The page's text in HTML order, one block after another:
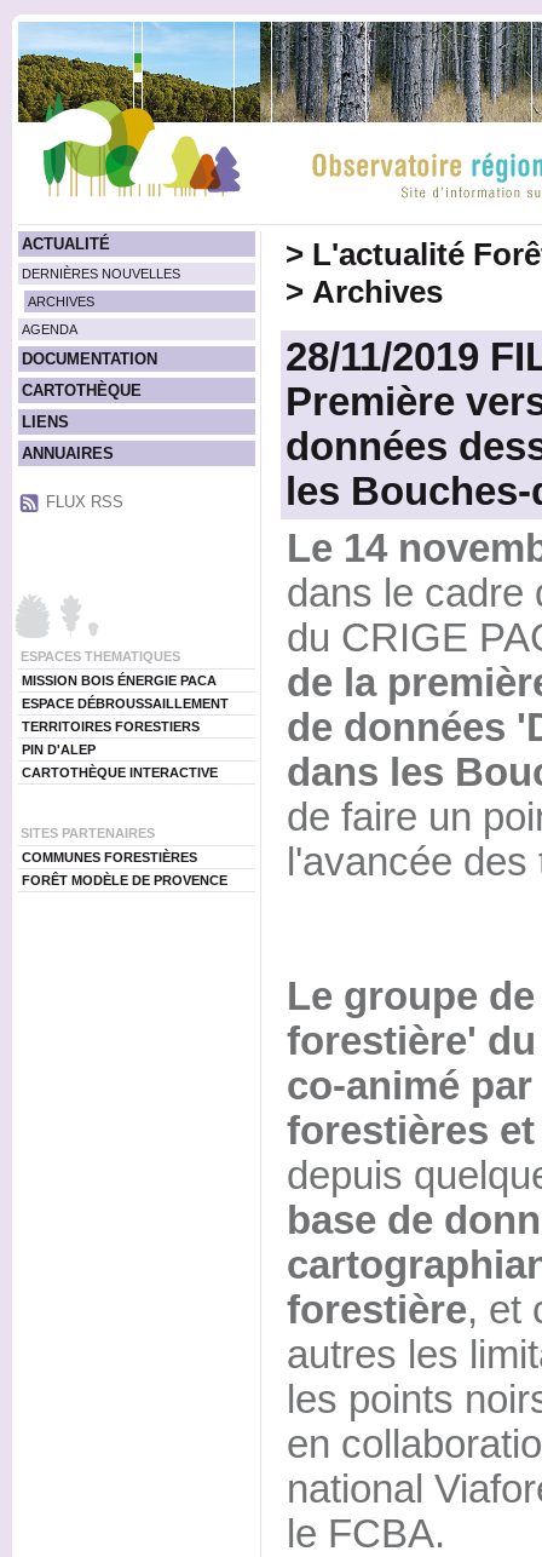
ACTUALITÉ
DERNIÈRES NOUVELLES
ARCHIVES
AGENDA
DOCUMENTATION
CARTOTHÈQUE
LIENS
ANNUAIRES
FLUX RSS
ESPACES THEMATIQUES
MISSION BOIS ÉNERGIE PACA
ESPACE DÉBROUSSAILLEMENT
TERRITOIRES FORESTIERS
PIN D'ALEP
CARTOTHÈQUE INTERACTIVE
SITES PARTENAIRES
COMMUNES FORESTIÈRES
FORÊT MODÈLE DE PROVENCE
> L'actualité
> Archives
28/11/2019
Première
données
les
Le 14
dans le cadre
du CRIGE
de la
de données
dans les
de faire un
l'avancée
Le groupe
forestière'
co-animé
forestières et
depuis
base de
forestière, et
autres les
les points
en
national
le FCBA.